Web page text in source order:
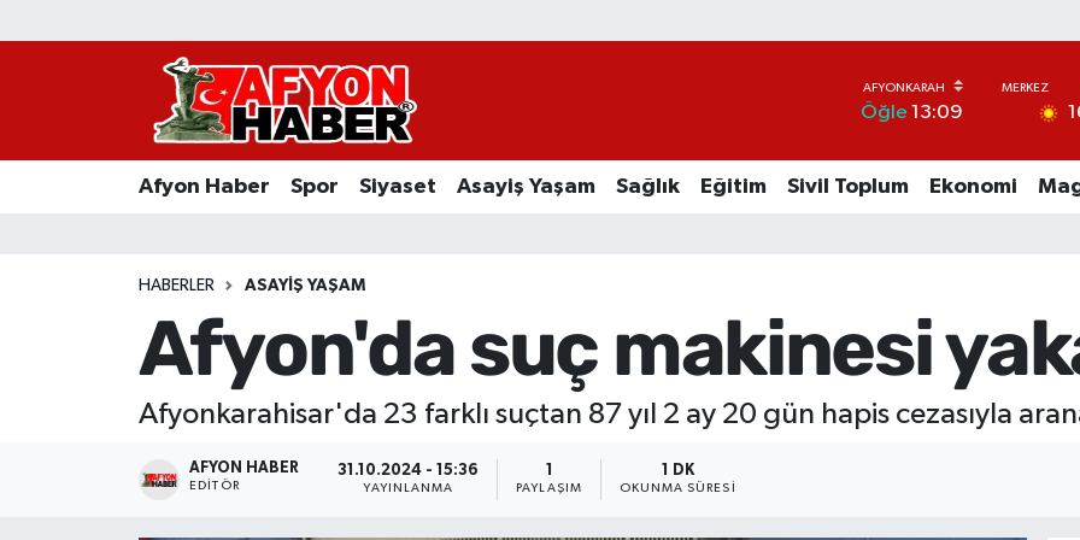
Öğle 13:09
Afyon Haber Spor Siyaset Asayiş Yaşam Sağlık Eğitim Sivil Toplum Ekonomi
HABERLER ASAYIŞ YAŞAM
Afyon'da suç makinesi
Afyonkarahisar'da 23 farklı suçtan 87 yıl 2 ay 20 gün hapis cezasıyla
AFYON HABER
EDITÖR
31.10.2024 - 15:36
YAYINLANMA PAYLAŞIM
1 DK
OKUNMA SÜRESI
Afyon Haber
Asayiş Yaşam